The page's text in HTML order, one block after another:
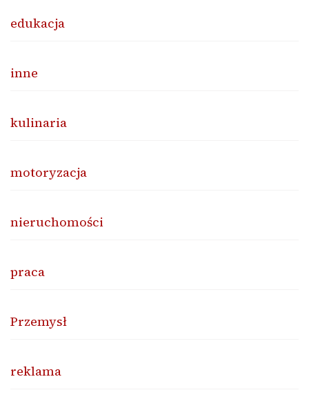
edukacja
inne
kulinaria
motoryzacja
nieruchomości
praca
Przemysł
reklama